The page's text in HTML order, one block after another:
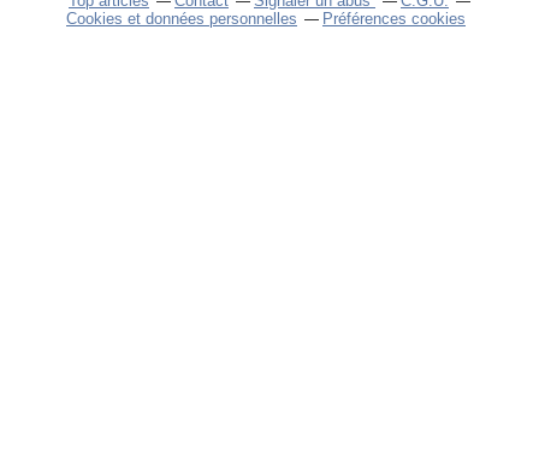
Cookies et données personnelles
Préférences cookies